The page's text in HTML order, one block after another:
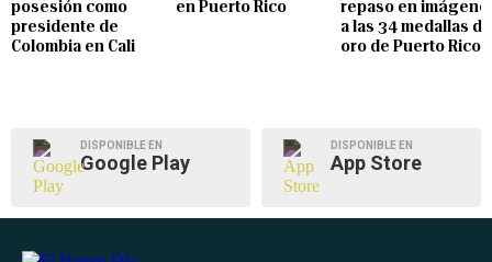
posesión como
presidente de
Colombia en Cali
en Puerto Rico
repaso en
a las 34 medallas de
oro de Puerto Rico
DISPONIBLE EN
Google Play
DISPONIBLE EN
App Store